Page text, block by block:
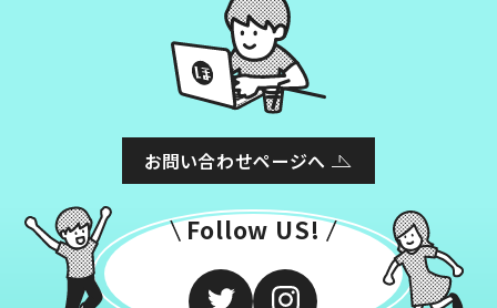
お問い合わせページへ
Follow US!